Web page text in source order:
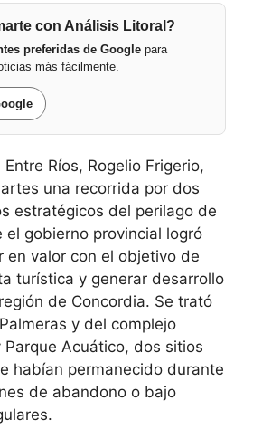
con Análisis Litoral?
preferidas de Google para
más fácilmente.
Ríos, Rogelio Frigerio,
una recorrida por dos
estratégicos del perilago de
el gobierno provincial logró
en valor con el objetivo de
turística y generar desarrollo
de Concordia. Se trató
y del complejo
Parque Acuático, dos sitios
habían permanecido durante
de abandono o bajo